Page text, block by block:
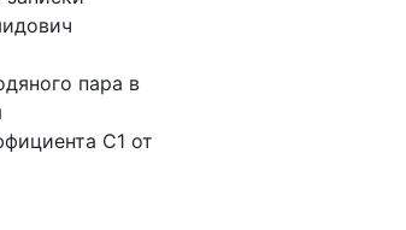
пара в
С1 от